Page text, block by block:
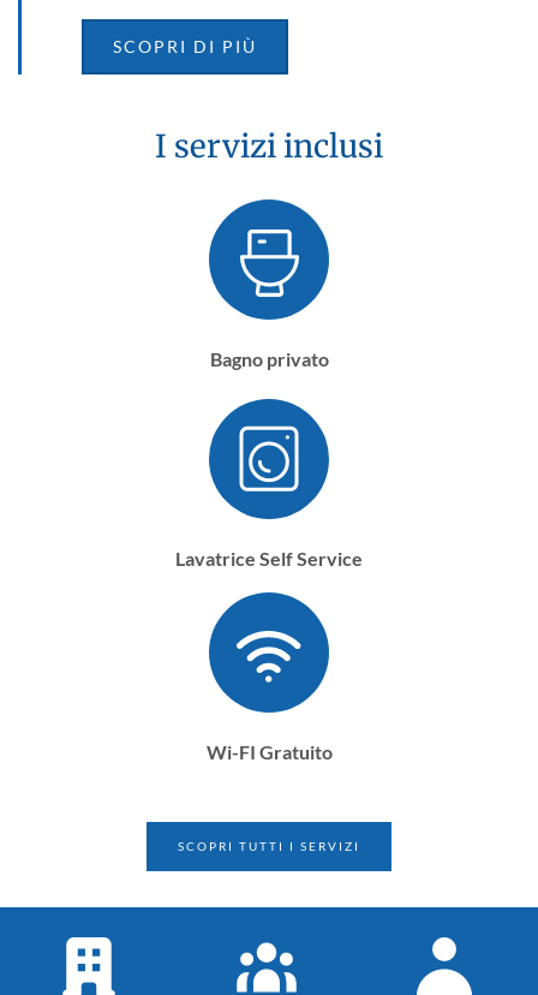
SCOPRI DI PIÙ
I servizi inclusi
Bagno privato
Lavatrice Self Service
Wi-FI Gratuito
SCOPRI TUTTI I SERVIZI